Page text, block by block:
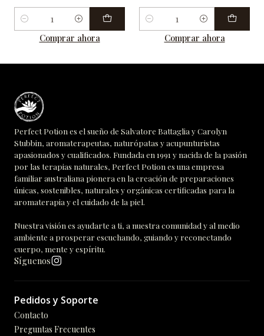
Cantidad
Comprar ahora
Cantidad
Comprar ahora
Perfect Potion es el sueño de Salvatore Battaglia y Carolyn
Stubbin, aromaterapeutas, naturópatas y acupunturistas
apasionados y cualificados. Fundada en 1991 y nacida de la pasión
por las terapias naturales, Perfect Potion es una empresa
familiar australiana pionera en la creación de preparaciones
únicas, sostenibles, naturales y orgánicas certificadas para la
aromaterapia y el cuidado de la piel.
Nuestra visión es ayudarte a ti, a nuestra comunidad y al medio
ambiente a prosperar escuchando, guiando y reconectando
cuerpo, mente y espíritu.
Síguenos
Pedidos y Soporte
Contacto
Preguntas Frecuentes